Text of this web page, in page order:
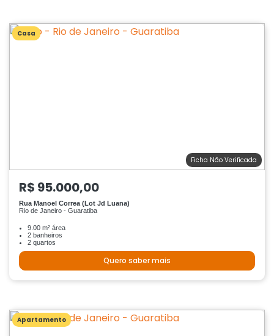
Casa
Ficha Não Verificada
R$ 95.000,00
Rua Manoel Correa (Lot Jd Luana)
Rio de Janeiro - Guaratiba
9.00 m² área
2 banheiros
2 quartos
Quero saber mais
Apartamento